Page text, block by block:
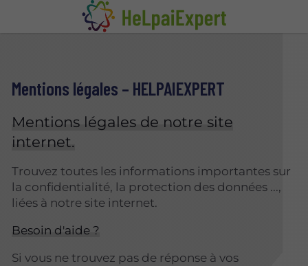
Mentions légales – HELPAIEXPERT
Mentions légales de notre site
internet.
Trouvez toutes les informations importantes sur
la confidentialité, la protection des données ...,
liées à notre site internet.
Besoin d'aide ?
Si vous ne trouvez pas de réponse à vos